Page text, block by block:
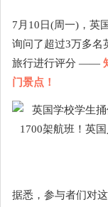
7月10日(周一)，英
询问了超过3万多名
旅行进行评分 ——
门景点！
据悉，参与者们对